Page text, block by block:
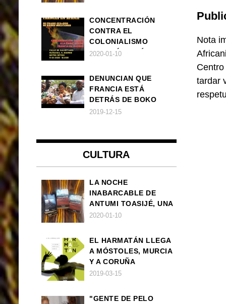
Nota
tardar
CONCENTRACIÓN
CONTRA EL
COLONIALISMO
FRANCÉS EN ÁFRICA
2020-01-10
DENUNCIAN QUE
FRANCIA ESTÁ
DETRÁS DE BOKO
HARAM
2019-12-15
CULTURA
LA NOCHE
INABARCABLE DE
ANTUMI TOASIJÉ, UNA
NOVELA
2020-01-10
EL HARMATÁN LLEGA
A MÓSTOLES, MURCIA
Y A CORUÑA
2019-03-15
"GENTE DE PELO